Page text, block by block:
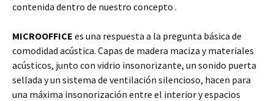
contenida dentro de nuestro concepto .
MICROOFFICE es una respuesta a la pregunta básica de
comodidad acústica. Capas de madera maciza y materiales
acústicos, junto con vidrio insonorizante, un sonido puerta
sellada y un sistema de ventilación silencioso, hacen para
una máxima insonorización entre el interior y espacios